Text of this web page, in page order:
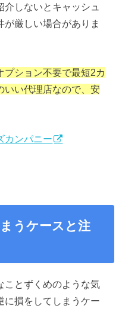
しないとキャッシュ
厳しい場合がありま
プション不要で最短2カ
いい代理店なので、安
カンパニー
うケースと注
ことずくめのような気
に損をしてしまうケー